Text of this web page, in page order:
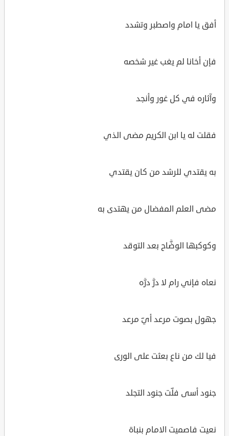
أفق يا امام واصطبر وتشدد
فإن أخانا لم يغب غير شخصه
وآثاره في كل غور وأنجد
فقلت له يا ابن الكريم مضى الذي
به يقتدي للرشد من كان يقتدي
مضى العلم المفضال من يهتدى به
وكوكبها الوضَّاح بعد التوقد
نعاه فإني رام لا درَّ درَّه
جهول بصوت مرعد أيّ مرعد
فيا لك من ناع بعثت على الورى
جنود أسى فلّت جنود التجلد
نعيت فاصميت الامام بنباة